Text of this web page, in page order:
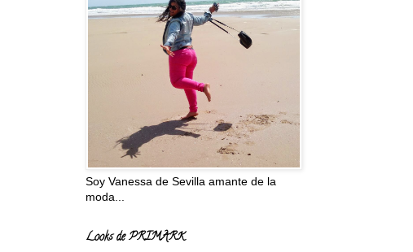
Soy Vanessa de Sevilla amante de la
moda...
Looks de PRIMARK